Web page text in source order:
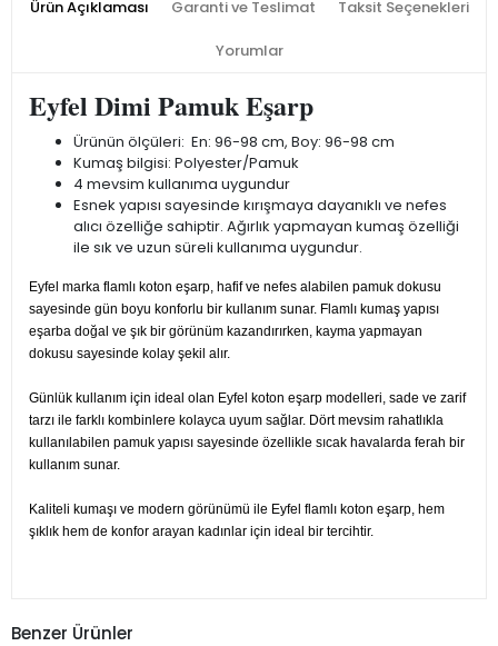
Ürün Açıklaması Garanti ve Teslimat Taksit Seçenekleri
Yorumlar
Eyfel Dimi Pamuk Eşarp
Ürünün ölçüleri: En: 96-98 cm, Boy: 96-98 cm
Kumaş bilgisi: Polyester/Pamuk
4 mevsim kullanıma uygundur
Esnek yapısı sayesinde kırışmaya dayanıklı ve nefes
alıcı özelliğe sahiptir. Ağırlık yapmayan kumaş özelliği
ile sık ve uzun süreli kullanıma uygundur.
Eyfel marka flamlı koton eşarp, hafif ve nefes alabilen pamuk dokusu
sayesinde gün boyu konforlu bir kullanım sunar. Flamlı kumaş yapısı
eşarba doğal ve şık bir görünüm kazandırırken, kayma yapmayan
dokusu sayesinde kolay şekil alır.
Günlük kullanım için ideal olan Eyfel koton eşarp modelleri, sade ve zarif
tarzı ile farklı kombinlere kolayca uyum sağlar. Dört mevsim rahatlıkla
kullanılabilen pamuk yapısı sayesinde özellikle sıcak havalarda ferah bir
kullanım sunar.
Kaliteli kumaşı ve modern görünümü ile Eyfel flamlı koton eşarp, hem
şıklık hem de konfor arayan kadınlar için ideal bir tercihtir.
Benzer Ürünler